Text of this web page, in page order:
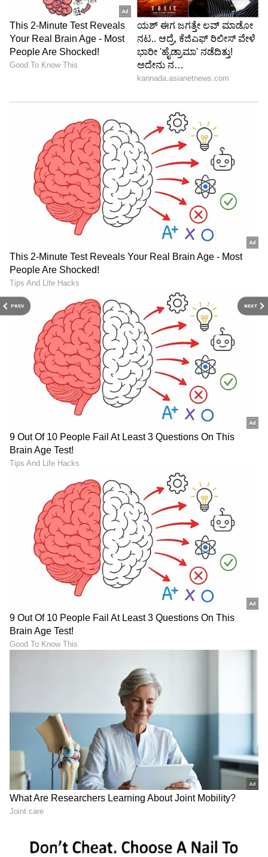
PREV NEXT
ಕುಂಭ ರಾಶಿಯವರಿಗೆ ಈ ಹೊಸ ವಾರ
ಅದೃಷ್ಟದಾಯಕವಾಗಿರುತ್ತದೆ. ಈ ಅವಧಿಯಲ್ಲಿ, ನೀವು
ಪ್ರಯಾಣ ಮಾಡಲು ಅದೃಷ್ಟಶಾಲಿಯಾಗುತ್ತೀರಿ. ಧಾರ್ಮಿಕ
ಕಾರ್ಯಗಳಲ್ಲಿ ನಿಮ್ಮ ಆಸಕ್ತಿ ಹೆಚ್ಚಾಗುತ್ತದೆ. ನಿಮ್ಮ ಕಠಿಣ
ಪರಿಶ್ರಮ ಯಶಸ್ವಿಯಾಗುತ್ತದೆ. ಅಲ್ಲದೆ, ನೀವು ಕೆಲವು ಹೊಸ
ಜನರೊಂದಿಗೆ ಸಂಪರ್ಕ ಸಾಧಿಸುವಿರಿ. ನಿಮಗೆ ಮನಸ್ಸಿನ ಶಾಂತಿ
ಸೃಷ್ಟಿಯಾಗುತ್ತದೆ.
ಆರೋಗ್ಯ, ಸೌಂದರ್ಯ, ಫಿಟ್‌ನೆಸ್,
ಏಷ್ಯಾನೆಟ್ ಸುವರ್ಣ ನ್ಯೂಸ್‌ ಫಾಲೋ ಮಾಡಿ.
ಸಂಪೂರ್ಣ ಮಾಹಿತಿ ಒಂದೇ ಕ್ಲಿಕ್‌ನಲ್ಲಿ ಲಭ್ಯ. ಏಷ್ಯಾನೆಟ್
ಸುವರ್ಣ ನ್ಯೂಸ್ ಅಧಿಕೃತ ಆ್ಯಪ್ ಡೌನ್‌ಲೋಡ್ ಮಾಡಿ
ಹಾಗು ಎಲ್ಲಾ ಅಪ್‌ಡೇಟ್ ಗಳನ್ನು ಪಡೆಯಿರಿ.
ABOUT THE AUTHOR
SH
Sushma Hegde
ಸುವರ್ಣ ನ್ಯೂಸ್ ಸುದ್ದಿ ಮಾಧ್ಯಮದ ಡಿಜಿಟಲ್ ವಿಭಾಗದಲ್ಲಿ ಕಳೆದ
ಮೂರು ವರ್ಷಗಳಿಂದ ಕೆಲಸ ಮಾಡುತ್ತಿದ್ದೇನೆ. ದೃಶ್ಯ ಮಾಧ್ಯಮ,
ಡಿಜಿಟಲ್‌ ಮಾಧ್ಯಮದಲ್ಲಿ 5 ವರ್ಷ ಕೆಲಸ ಮಾಡಿದ ಅನುಭವವಿದೆ.
ವಾಣಿಜ್ಯ, ಕ್ರೈಂ ಸುದ್ದಿಗಳಲ್ಲಿ ಆಸಕ್ತಿ.